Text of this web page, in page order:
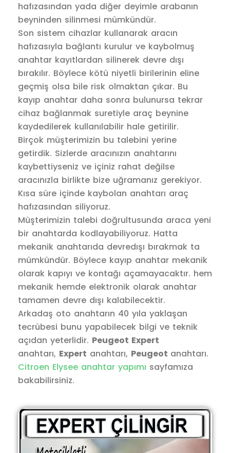
hafızasından yada diğer deyimle arabanın
beyninden silinmesi mümkündür.
Son sistem cihazlar kullanarak aracın
hafızasıyla bağlantı kurulur ve kaybolmuş
anahtar kayıtlardan silinerek devre dışı
bırakılır. Böylece kötü niyetli birilerinin eline
geçmiş olsa bile risk olmaktan çıkar. Bu
kayıp anahtar daha sonra bulunursa tekrar
cihaz bağlanmak suretiyle araç beynine
kaydedilerek kullanılabilir hale getirilir.
Birçok müşterimizin bu talebini yerine
getirdik. Sizlerde aracınızın anahtarını
kaybettiyseniz ve içiniz rahat değilse
aracınızla birlikte bize uğramanız gerekiyor.
Kısa süre içinde kaybolan anahtarı araç
hafızasından siliyoruz.
Müşterimizin talebi doğrultusunda araca yeni
bir anahtarda kodlayabiliyoruz. Hatta
mekanik anahtarıda devredışı bırakmak ta
mümkündür. Böylece kayıp anahtar mekanik
olarak kapıyı ve kontağı açamayacaktır. hem
mekanik hemde elektronik olarak anahtar
tamamen devre dışı kalabilecektir.
Arkadaş oto anahtarın 40 yıla yaklaşan
tecrübesi bunu yapabilecek bilgi ve teknik
açıdan yeterlidir. Peugeot Expert
anahtarı, Expert anahtarı, Peugeot anahtarı.
Citroen Elysee anahtar yapımı sayfamıza
bakabilirsiniz.